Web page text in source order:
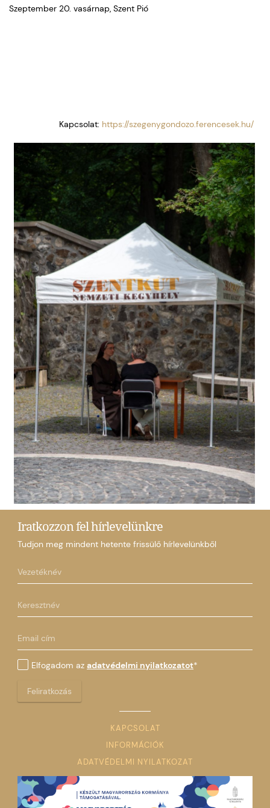
Szeptember 20. vasárnap, Szent Pió
Kapcsolat: https://szegenygondozo.ferencesek.hu/
Iratkozzon fel hírlevelünkre
Tudjon meg mindent hetente frissülő hírlevelünkből
Elfogadom az adatvédelmi nyilatkozatot*
Feliratkozás
KAPCSOLAT
INFORMÁCIÓK
ADATVÉDELMI NYILATKOZAT